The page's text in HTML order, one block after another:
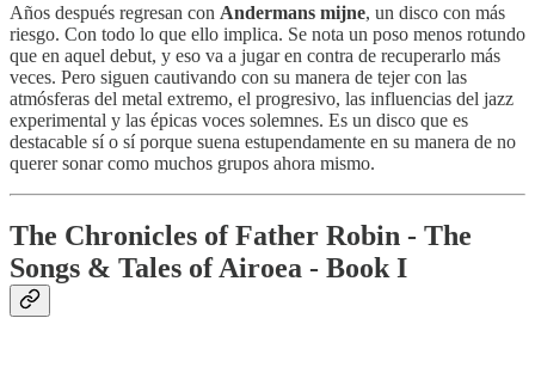
Años después regresan con Andermans mijne, un disco con más
riesgo. Con todo lo que ello implica. Se nota un poso menos rotundo
que en aquel debut, y eso va a jugar en contra de recuperarlo más
veces. Pero siguen cautivando con su manera de tejer con las
atmósferas del metal extremo, el progresivo, las influencias del jazz
experimental y las épicas voces solemnes. Es un disco que es
destacable sí o sí porque suena estupendamente en su manera de no
querer sonar como muchos grupos ahora mismo.
The Chronicles of Father Robin - The
Songs & Tales of Airoea - Book I